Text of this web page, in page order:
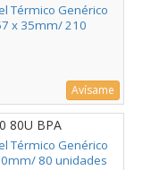
Térmico Genérico
x 35mm/ 210
Avísame
80U BPA
Térmico Genérico
80 unidades